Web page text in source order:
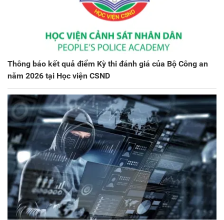
Thông báo kết quả điểm Kỳ thi đánh giá của Bộ Công an
năm 2026 tại Học viện CSND